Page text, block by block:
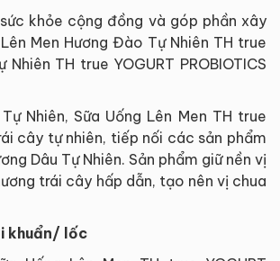
khỏe cộng đồng và góp phần xây
Men Hương Đào Tự Nhiên TH true
Nhiên TH true YOGURT PROBIOTICS
Nhiên, Sữa Uống Lên Men TH true
cây tự nhiên, tiếp nối các sản phẩm
Dâu Tự Nhiên. Sản phẩm giữ nền vị
trái cây hấp dẫn, tạo nên vị chua
khuẩn/ lốc